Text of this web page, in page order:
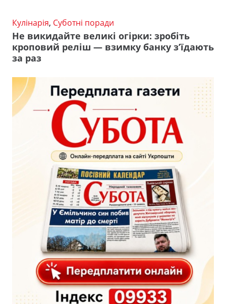
Кулінарія, Суботні поради
Не викидайте великі огірки: зробіть
кроповий реліш — взимку банку з’їдають
за раз